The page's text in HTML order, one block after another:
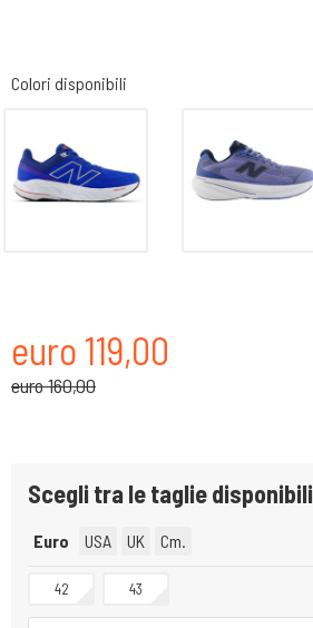
Colori disponibili
euro 119,00
euro 160,00
Scegli tra le taglie disponibili
Euro USA UK Cm.
42 43